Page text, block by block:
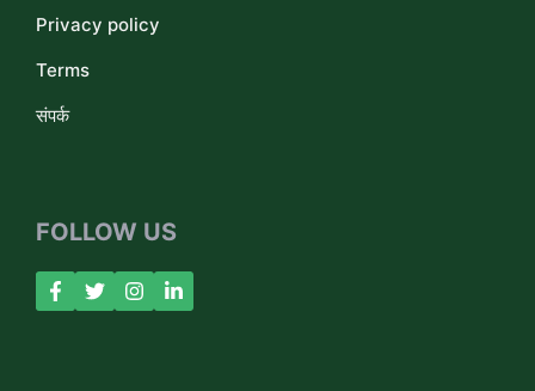
Privacy policy
Terms
संपर्क
FOLLOW US